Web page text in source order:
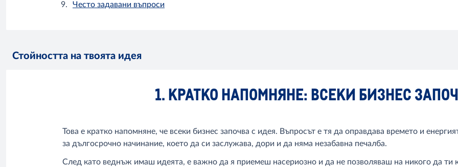
Често задавани въпроси
Стойността на твоята идея
1. КРАТКО НАПОМНЯНЕ: ВСЕКИ БИЗНЕС
Това е кратко напомняне, че всеки бизнес започва с идея. Въпросът е тя да оправдава времето и
за дългосрочно начинание, което да си заслужава, дори и да няма незабавна печалба.
След като веднъж имаш идеята, е важно да я приемеш насериозно и да не позволяваш на никого да ти